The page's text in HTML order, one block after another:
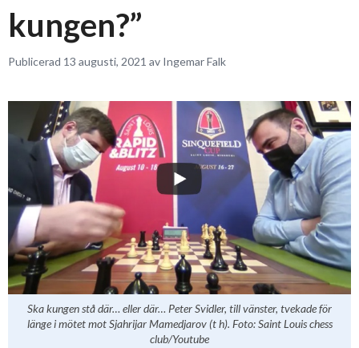
kungen?”
Publicerad 13 augusti, 2021 av Ingemar Falk
Ska kungen stå där… eller där… Peter Svidler, till vänster, tvekade för
länge i mötet mot Sjahrijar Mamedjarov (t h). Foto: Saint Louis chess
club/Youtube